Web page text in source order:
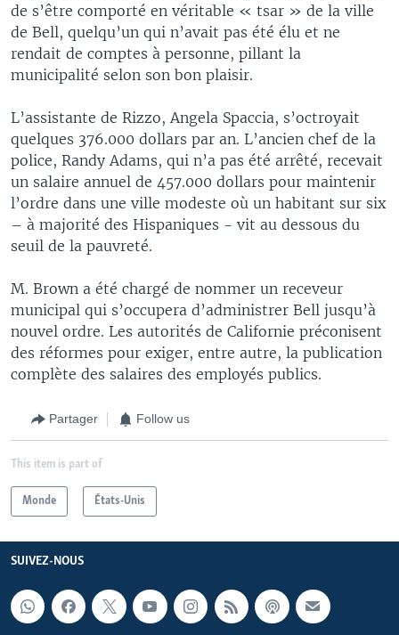
de s’être comporté en véritable « tsar » de la ville
de Bell, quelqu’un qui n’avait pas été élu et ne
rendait de comptes à personne, pillant la
municipalité selon son bon plaisir.
L’assistante de Rizzo, Angela Spaccia, s’octroyait
quelques 376.000 dollars par an. L’ancien chef de la
police, Randy Adams, qui n’a pas été arrêté, recevait
un salaire annuel de 457.000 dollars pour maintenir
l’ordre dans une ville modeste où un habitant sur six
– à majorité des Hispaniques - vit au dessous du
seuil de la pauvreté.
M. Brown a été chargé de nommer un receveur
municipal qui s’occupera d’administrer Bell jusqu’à
nouvel ordre. Les autorités de Californie préconisent
des réformes pour exiger, entre autre, la publication
complète des salaires des employés publics.
Partager Follow us
This item is part of
Monde États-Unis
SUIVEZ-NOUS